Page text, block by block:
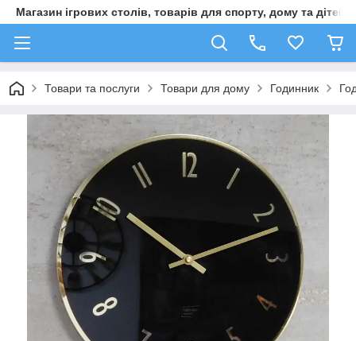
Магазин ігрових столів, товарів для спорту, дому та дітей
Товари та послуги Товари для дому Годинник